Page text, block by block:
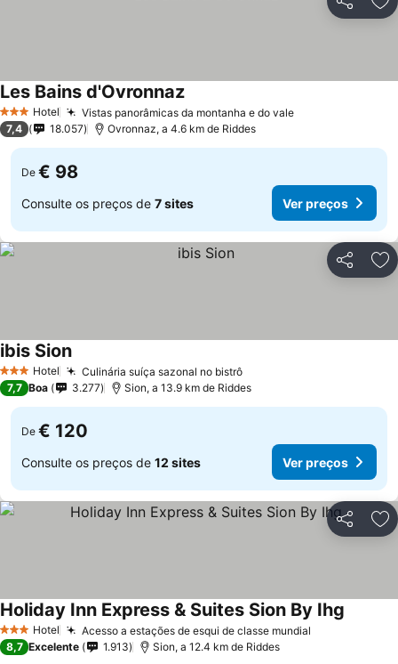
Partilhar
3 EstrelasHotel Vistas panorâmicas da montanha e do vale
Les Bains d'Ovronnaz
7,4 18.057 Ovronnaz, a 4.6 km de Riddes
De € 98
Consulte os preços de 7 sites Ver preços
Partilhar
3 EstrelasHotel Culinária suíça sazonal no bistrô
ibis Sion
7,7 Boa 3.277 Sion, a 13.9 km de Riddes
De € 120
Consulte os preços de 12 sites Ver preços
Partilhar
3 EstrelasHotel Acesso a estações de esqui de classe mundial
Holiday Inn Express & Suites Sion By Ihg
8,7 Excelente 1.913 Sion, a 12.4 km de Riddes